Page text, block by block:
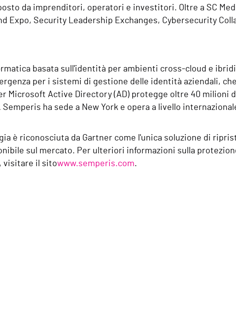
da imprenditori, operatori e investitori. Oltre a SC
Expo, Security Leadership Exchanges, Cybersecurity
basata sull'identità per ambienti cross-cloud e
per i sistemi di gestione delle identità aziendali,
Microsoft Active Directory (AD) protegge oltre 40 milioni
ha sede a New York e opera a livello
è riconosciuta da Gartner come l'unica soluzione di
sul mercato. Per ulteriori informazioni sulla
visitare il sitowww.semperis.com.